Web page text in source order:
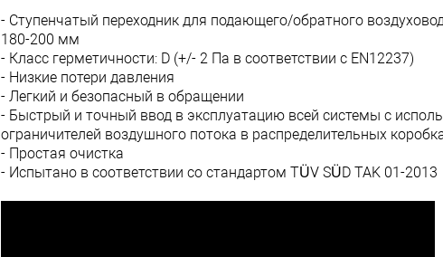
- Ступенчатый переходник для подающего/обратного
180-200 мм
- Класс герметичности: D (+/- 2 Па в соответствии с EN12237)
- Низкие потери давления
- Легкий и безопасный в обращении
- Быстрый и точный ввод в эксплуатацию всей системы с
ограничителей воздушного потока в распределительных
- Простая очистка
- Испытано в соответствии со стандартом TÜV SÜD TAK 01-2013